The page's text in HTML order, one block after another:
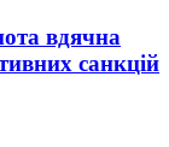
вдячна
санкцій